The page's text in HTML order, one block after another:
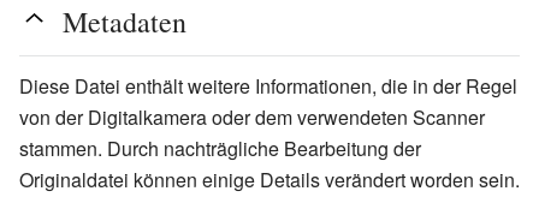
Metadaten
Diese Datei enthält weitere Informationen, die in der Regel
von der Digitalkamera oder dem verwendeten Scanner
stammen. Durch nachträgliche Bearbeitung der
Originaldatei können einige Details verändert worden sein.